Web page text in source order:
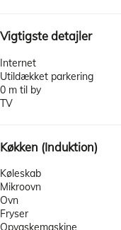
Vigtigste detajler
Internet
Utildækket parkering
0 m til by
TV
Køkken (Induktion)
Køleskab
Mikroovn
Ovn
Fryser
Opvaskemaskine